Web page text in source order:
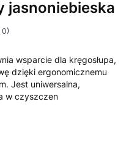
jasnoniebieska
0)
wsparcie dla kręgosłupa,
dzięki ergonomicznemu
Jest uniwersalna,
w czyszczen